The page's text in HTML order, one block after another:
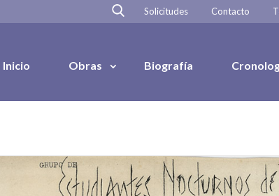
Solicitudes Contacto
Inicio Obras Biografía